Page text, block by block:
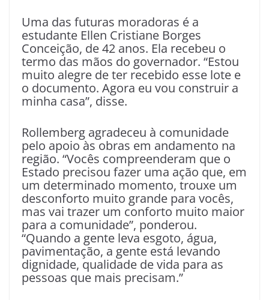
Uma das futuras moradoras é a
estudante Ellen Cristiane Borges
Conceição, de 42 anos. Ela recebeu o
termo das mãos do governador. “Estou
muito alegre de ter recebido esse lote e
o documento. Agora eu vou construir a
minha casa”, disse.
Rollemberg agradeceu à comunidade
pelo apoio às obras em andamento na
região. “Vocês compreenderam que o
Estado precisou fazer uma ação que, em
um determinado momento, trouxe um
desconforto muito grande para vocês,
mas vai trazer um conforto muito maior
para a comunidade”, ponderou.
“Quando a gente leva esgoto, água,
pavimentação, a gente está levando
dignidade, qualidade de vida para as
pessoas que mais precisam.”